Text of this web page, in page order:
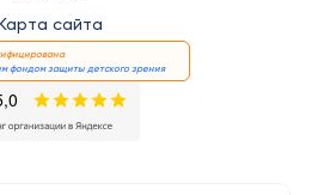
сайта
фондом защиты детского зрения